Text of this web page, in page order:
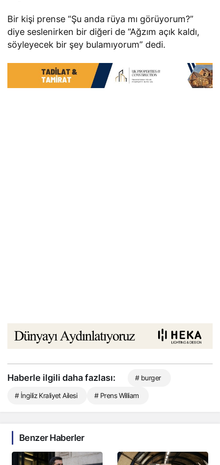
Bir kişi prense “Şu anda rüya mı görüyorum?”
diye seslenirken bir diğeri de “Ağzım açık kaldı,
söyleyecek bir şey bulamıyorum” dedi.
Haberle ilgili daha fazlası: # burger
# İngiliz Kraliyet Ailesi # Prens William
Benzer Haberler